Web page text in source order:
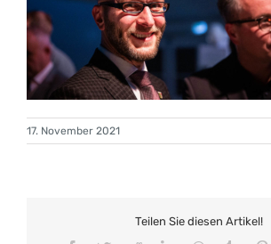
17. November 2021
Teilen Sie diesen Artikel!